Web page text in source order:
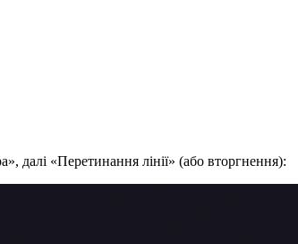
далі «Перетинання лінії» (або вторгнення):